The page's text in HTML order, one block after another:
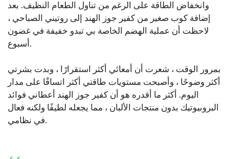
وانخفاض الطاقة على الرغم من تناول الطعام النظيف. بعد
إضافة كوب صغير من كفير جوز الهند إلى روتيني الصباحي ،
لاحظت أن عملية الهضم الخاصة بي تبدو خفيفة في غضون
أسبوع.
بمرور الوقت ، شعرت أن أمعائي أكثر استقرارًا ، وبدت بشرتي
أكثر وضوحًا ، وأصبحت مستويات طاقتي أكثر اتساقًا على مدار
اليوم. أكثر ما أقدره هو أن كفير جوز الهند أعطاني فوائد
البروبيوتيك بدون منتجات الألبان ، مما يجعله لطيفًا ولكنه فعال
في نظامي.